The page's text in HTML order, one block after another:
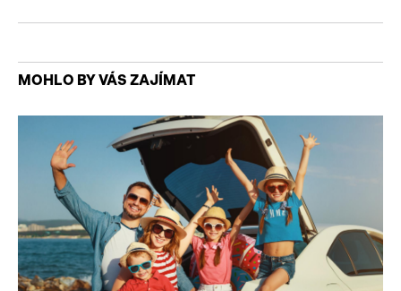
MOHLO BY VÁS ZAJÍMAT